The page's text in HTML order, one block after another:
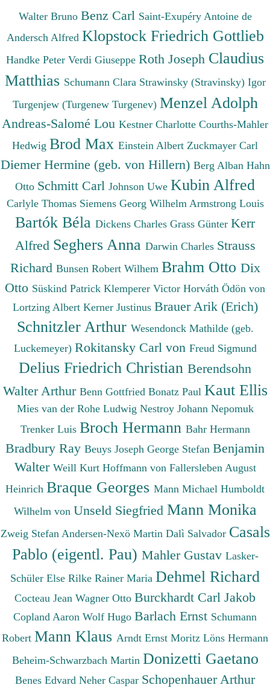
Walter Bruno Benz Carl Saint-Exupéry Antoine de
Andersch Alfred Klopstock Friedrich Gottlieb
Handke Peter Verdi Giuseppe Roth Joseph Claudius
Matthias Schumann Clara Strawinsky (Stravinsky) Igor
Turgenjew (Turgenew Turgenev) Menzel Adolph
Andreas-Salomé Lou Kestner Charlotte Courths-Mahler
Hedwig Brod Max Einstein Albert Zuckmayer Carl
Diemer Hermine (geb. von Hillern) Berg Alban Hahn
Otto Schmitt Carl Johnson Uwe Kubin Alfred
Carlyle Thomas Siemens Georg Wilhelm Armstrong Louis
Bartók Béla Dickens Charles Grass Günter Kerr
Alfred Seghers Anna Darwin Charles Strauss
Richard Bunsen Robert Wilhem Brahm Otto Dix
Otto Süskind Patrick Klemperer Victor Horváth Ödön von
Lortzing Albert Kerner Justinus Brauer Arik (Erich)
Schnitzler Arthur Wesendonck Mathilde (geb.
Luckemeyer) Rokitansky Carl von Freud Sigmund
Delius Friedrich Christian Berendsohn
Walter Arthur Benn Gottfried Bonatz Paul Kaut Ellis
Mies van der Rohe Ludwig Nestroy Johann Nepomuk
Trenker Luis Broch Hermann Bahr Hermann
Bradbury Ray Beuys Joseph George Stefan Benjamin
Walter Weill Kurt Hoffmann von Fallersleben August
Heinrich Braque Georges Mann Michael Humboldt
Wilhelm von Unseld Siegfried Mann Monika
Zweig Stefan Andersen-Nexö Martin Dalì Salvador Casals
Pablo (eigentl. Pau) Mahler Gustav Lasker-
Schüler Else Rilke Rainer Maria Dehmel Richard
Cocteau Jean Wagner Otto Burckhardt Carl Jakob
Copland Aaron Wolf Hugo Barlach Ernst Schumann
Robert Mann Klaus Arndt Ernst Moritz Löns Hermann
Beheim-Schwarzbach Martin Donizetti Gaetano
Benes Edvard Neher Caspar Schopenhauer Arthur